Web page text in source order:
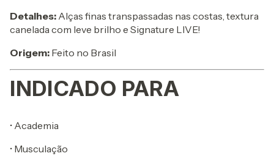
Detalhes: Alças finas transpassadas nas costas, textura
canelada com leve brilho e Signature LIVE!
Origem: Feito no Brasil
INDICADO PARA
• Academia
• Musculação